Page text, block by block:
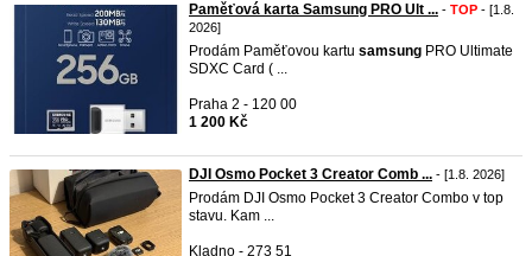
Paměťová karta Samsung PRO Ult ... - TOP - [1.8.
2026]
Prodám Paměťovou kartu samsung PRO Ultimate
SDXC Card ( ...
Praha 2 - 120 00
1 200 Kč
DJI Osmo Pocket 3 Creator Comb ... - [1.8. 2026]
Prodám DJI Osmo Pocket 3 Creator Combo v top
stavu. Kam ...
Kladno - 273 51